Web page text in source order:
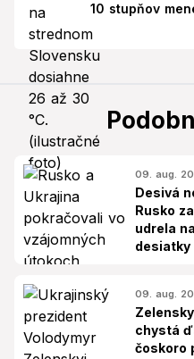
10 stupňov
09. aug.
Desivá
Rusko
udrela
desiatky
09. aug.
chystá
čoskoro